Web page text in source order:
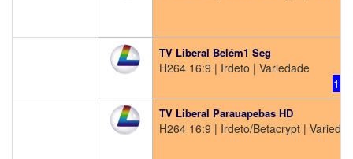
TV Liberal Belém1 Seg
H264 16:9 | Irdeto | Variedade
TV Liberal Parauapebas HD
H264 16:9 | Irdeto/Betacrypt |